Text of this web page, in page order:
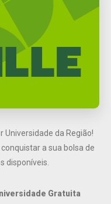
da Região!
a sua bolsa de
disponíveis.
Gratuita